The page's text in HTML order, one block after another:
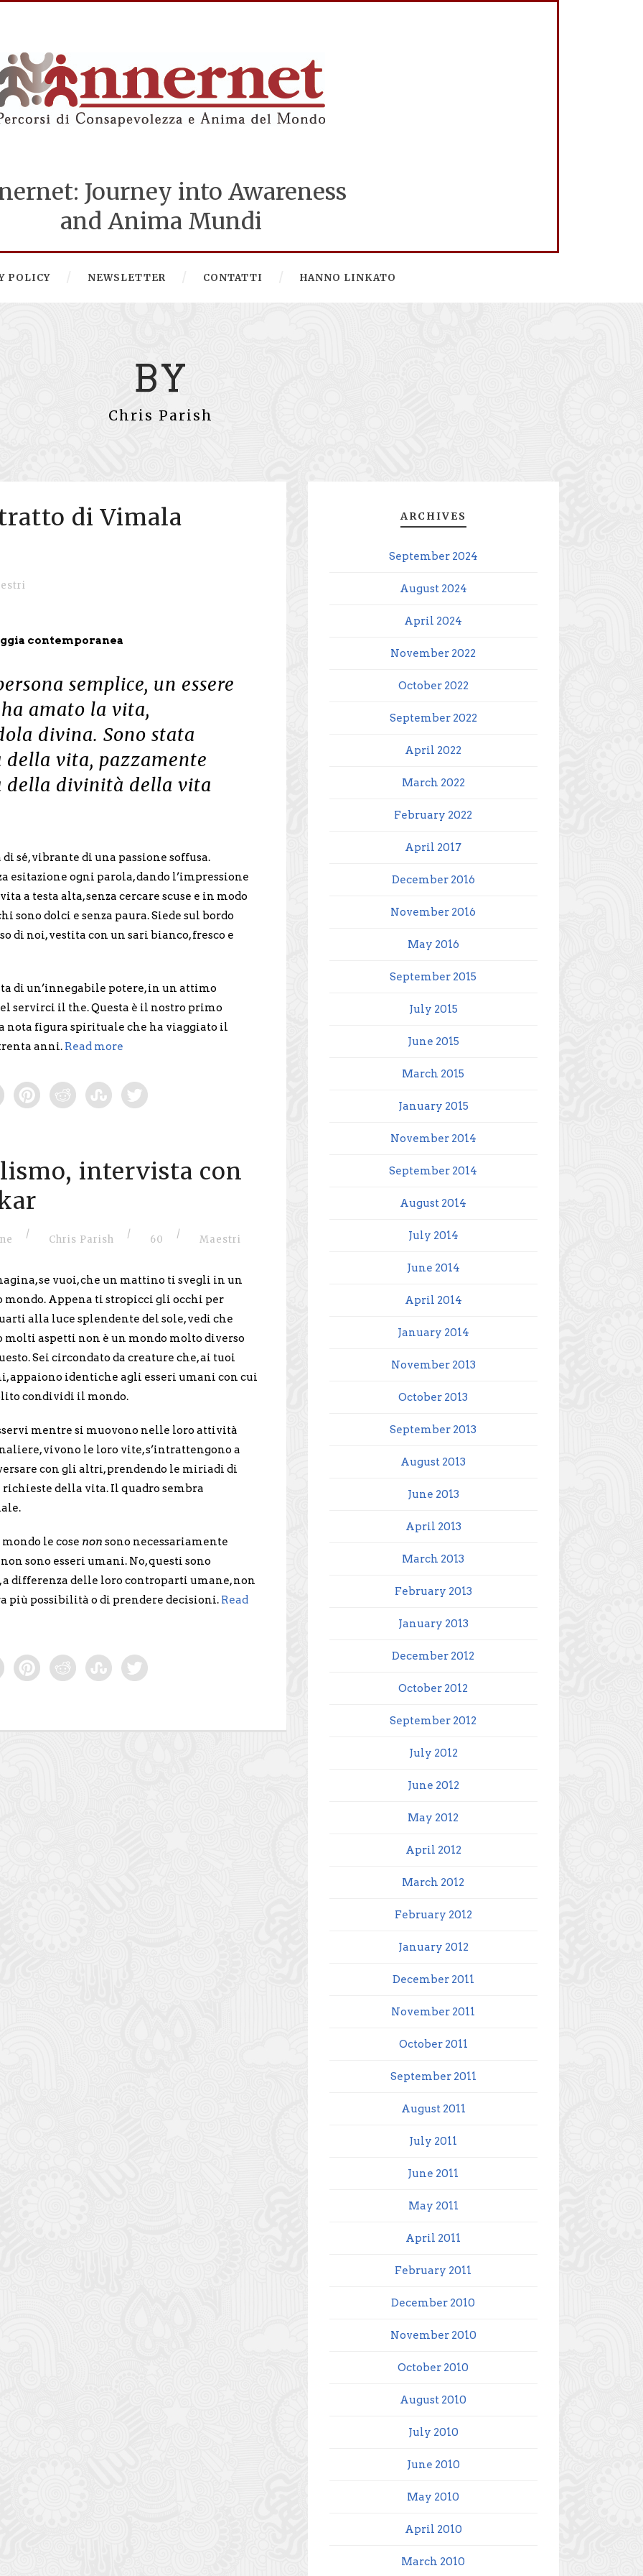
Journey into Awareness
and Anima Mundi
POLICY NEWSLETTER CONTATTI HANNO LINKATO
BY
Chris Parish
di Vimala
contemporanea
semplice, un essere
amato la vita,
divina. Sono stata
vita, pazzamente
della divinità della vita
sé, vibrante di una passione soffusa.
esitazione ogni parola, dando l’impressione
a testa alta, senza cercare scuse e in modo
sono dolci e senza paura. Siede sul bordo
di noi, vestita con un sari bianco, fresco e
di un’innegabile potere, in un attimo
servirci il the. Questa è il nostro primo
nota figura spirituale che ha viaggiato il
anni. Read more
intervista con
/ Chris Parish / 60 / Maestri
se vuoi, che un mattino ti svegli in un
mondo. Appena ti stropicci gli occhi per
alla luce splendente del sole, vedi che
molti aspetti non è un mondo molto diverso
Sei circondato da creature che, ai tuoi
appaiono identiche agli esseri umani con cui
condividi il mondo.
mentre si muovono nelle loro attività
vivono le loro vite, s’intrattengono a
con gli altri, prendendo le miriadi di
della vita. Il quadro sembra
le cose non sono necessariamente
sono esseri umani. No, questi sono
differenza delle loro controparti umane, non
più possibilità o di prendere decisioni. Read
ARCHIVES
September 2024
August 2024
April 2024
November 2022
October 2022
September 2022
April 2022
March 2022
February 2022
April 2017
December 2016
November 2016
May 2016
September 2015
July 2015
June 2015
March 2015
January 2015
November 2014
September 2014
August 2014
July 2014
June 2014
April 2014
January 2014
November 2013
October 2013
September 2013
August 2013
June 2013
April 2013
March 2013
February 2013
January 2013
December 2012
October 2012
September 2012
July 2012
June 2012
May 2012
April 2012
March 2012
February 2012
January 2012
December 2011
November 2011
October 2011
September 2011
August 2011
July 2011
June 2011
May 2011
April 2011
February 2011
December 2010
November 2010
October 2010
August 2010
July 2010
June 2010
May 2010
April 2010
March 2010